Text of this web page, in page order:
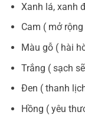
Xanh lá, xanh
Cam ( mở rộng
Màu gỗ ( hài
Trắng ( sạch
Đen ( thanh
Hồng ( yêu